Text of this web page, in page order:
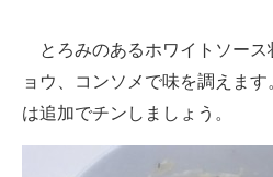
とろみのあるホワイトソース
ョウ、コンソメで味を調えま
は追加でチンしましょう。